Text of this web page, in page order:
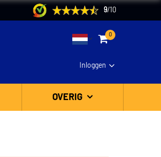
9/ 10
0
Inloggen
OVERIG